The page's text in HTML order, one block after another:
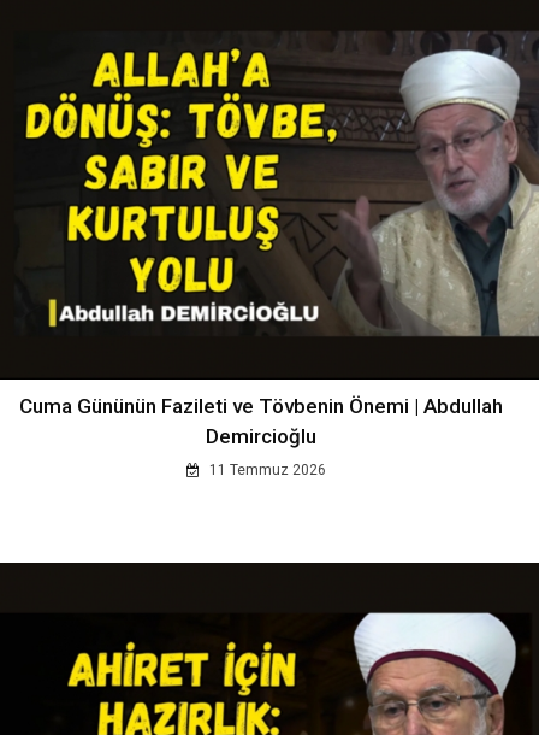
Cuma Gününün Fazileti ve Tövbenin Önemi | Abdullah
Demircioğlu
11 Temmuz 2026